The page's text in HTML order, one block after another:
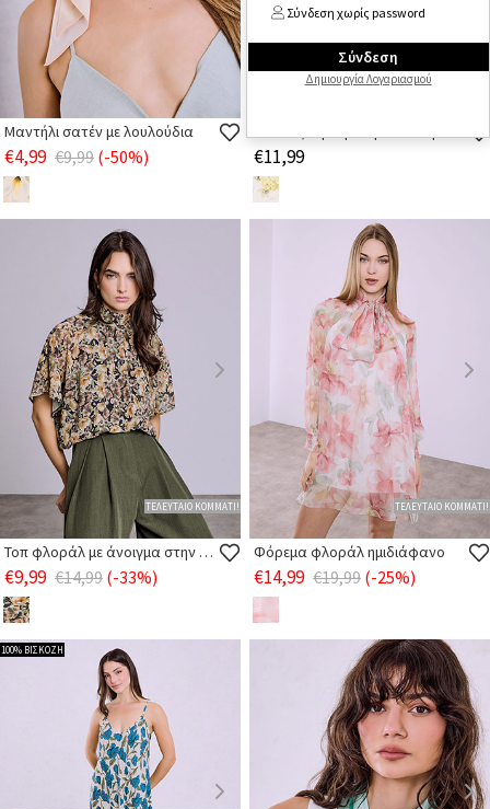
Μαντήλι σατέν με λουλούδια
€4,99 €9,99 (-50%) €11,99
ΤΕΛΕΥΤΑΙΟ ΚΟΜΜΑΤΙ!
Τοπ φλοράλ με άνοιγμα στην πλάτη
€9,99 €14,99 (-33%)
ΤΕΛΕΥΤΑΙΟ ΚΟΜΜΑΤΙ!
Φόρεμα φλοράλ ημιδιάφανο
€14,99 €19,99 (-25%)
100% ΒΙΣΚΟΖΗ
Σύνδεση χωρίς password
Σύνδεση
Δημιουργία Λογαριασμού